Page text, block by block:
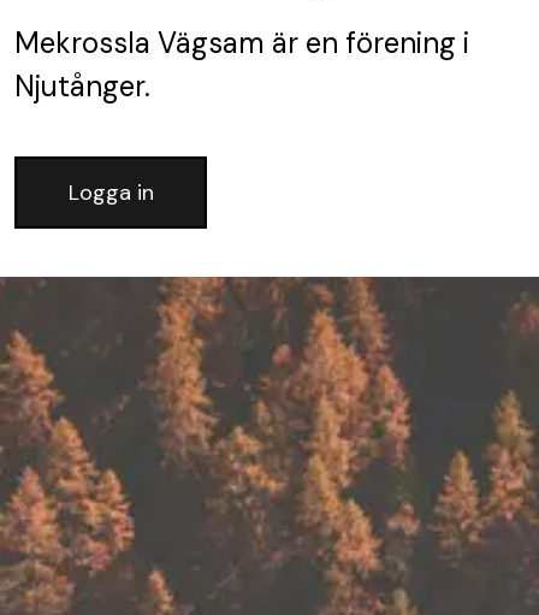
Mekrossla Vägsam är en förening i
Njutånger.
Logga in